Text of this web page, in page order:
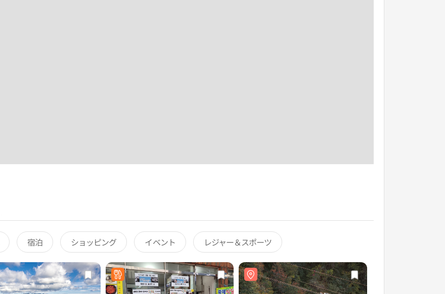
宿泊 ショッピング イベント レジャー＆スポーツ